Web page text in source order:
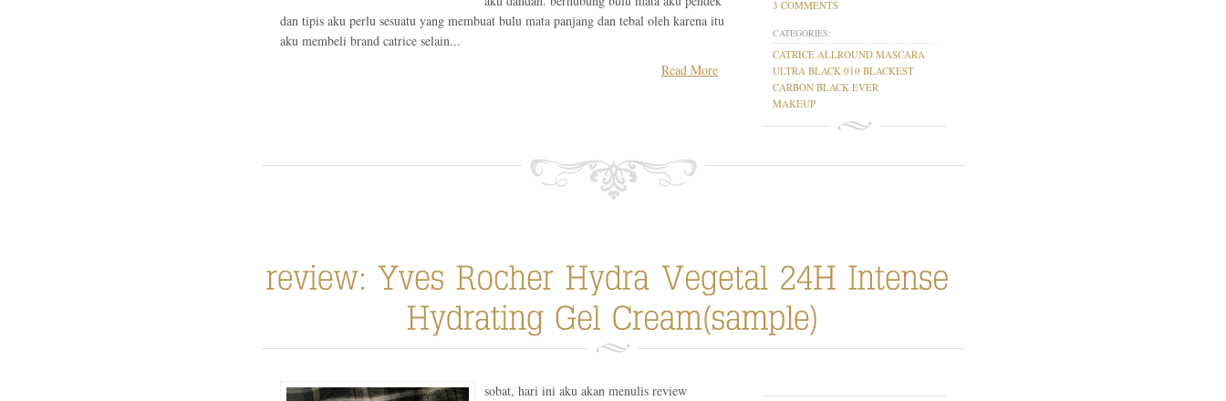
dan tipis aku perlu sesuatu yang membuat bulu mata panjang dan tebal oleh karena itu
aku membeli brand catrice selain...
Read More
3 COMMENTS
CATEGORIES:
CATRICE ALLROUND MASCARA
ULTRA BLACK 010 BLACKEST
CARBON BLACK EVER
MAKEUP
sobat, hari ini aku akan menulis review